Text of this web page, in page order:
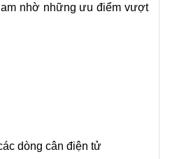
nhờ những ưu điểm vượt
dòng cân điện tử